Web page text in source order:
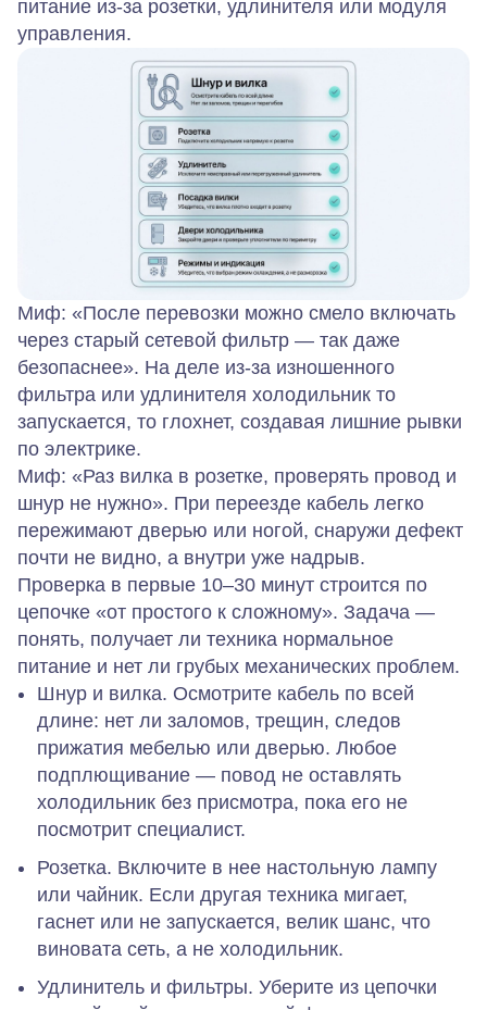
питание из‑за розетки, удлинителя или модуля
управления.
Миф: «После перевозки можно смело включать
через старый сетевой фильтр — так даже
безопаснее». На деле из‑за изношенного
фильтра или удлинителя холодильник то
запускается, то глохнет, создавая лишние рывки
по электрике.
Миф: «Раз вилка в розетке, проверять провод и
шнур не нужно». При переезде кабель легко
пережимают дверью или ногой, снаружи дефект
почти не видно, а внутри уже надрыв.
Проверка в первые 10–30 минут строится по
цепочке «от простого к сложному». Задача —
понять, получает ли техника нормальное
питание и нет ли грубых механических проблем.
Шнур и вилка. Осмотрите кабель по всей
длине: нет ли заломов, трещин, следов
прижатия мебелью или дверью. Любое
подплющивание — повод не оставлять
холодильник без присмотра, пока его не
посмотрит специалист.
Розетка. Включите в нее настольную лампу
или чайник. Если другая техника мигает,
гаснет или не запускается, велик шанс, что
виновата сеть, а не холодильник.
Удлинитель и фильтры. Уберите из цепочки